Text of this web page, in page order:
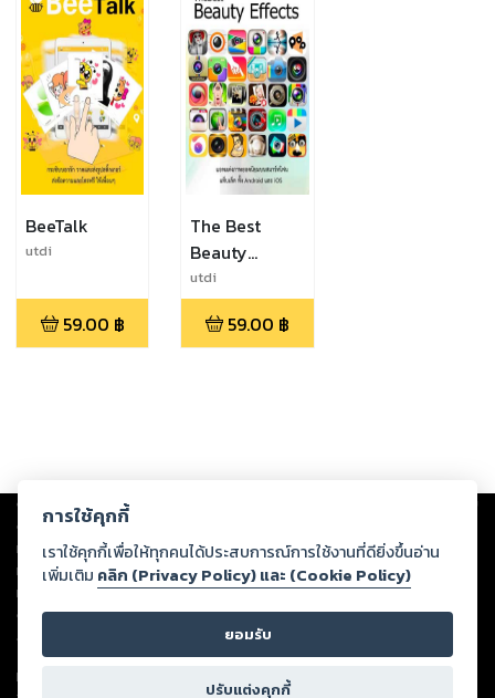
BeeTalk
utdi
59.00 ฿
The Best
Beauty
Effects
utdi
59.00 ฿
Copyright © 2026
ต่อผลงานหรือเนื้อหาใดที่อัปโหลดผ่านเว็บไซต์และปรากฏว่าละเมิดสิทธิใน
ทรัพย์สินทางปัญญาของบุคคลอื่นหรือขัดต่อกฎหมายและศีลธรรม ดังนั้น ผู้อ่าน
ทุกท่านโปรดใช้วิจารณญาณในการกลั่นกรองด้วยตนเอง และหากท่านพบว่าส่วน
หนึ่งส่วนใดขัดต่อกฎหมายและศีลธรรม กรุณาแจ้งมายังบริษัท เพื่อทีมงานจะได้
ดำเนินการในทันที ทั้งนี้ ทางสตอรี่ล็อกขอสงวนลิขสิทธิ์ตามพระราชบัญญัติ
ลิขสิทธิ์ พ.ศ. 2537 (ฉบับล่าสุด)
For support: member@ookbee.com
การใช้คุกกี้
เราใช้คุกกี้เพื่อให้ทุกคนได้ประสบการณ์การใช้งานที่ดียิ่งขึ้นอ่าน
เพิ่มเติม คลิก (Privacy Policy) และ (Cookie Policy)
ยอมรับ
ปรับแต่งคุกกี้